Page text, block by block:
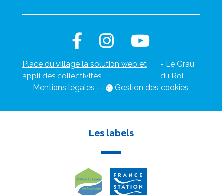
Place du village la solution web et
appli des collectivités
- Le Grau
du Roi
Mentions légales -- Gestion des cookies
Les labels